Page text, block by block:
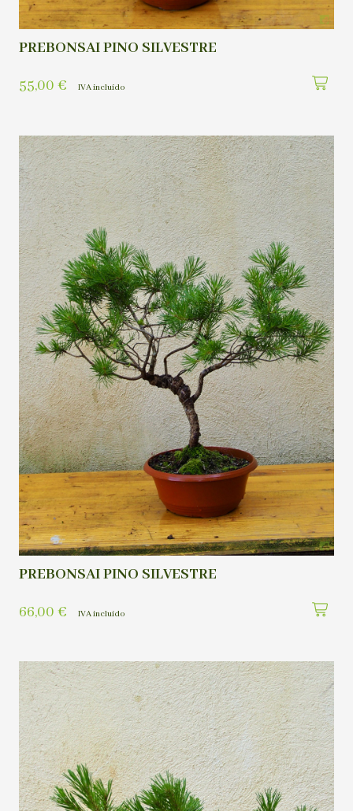
PREBONSAI PINO SILVESTRE
55,00 € IVA incluído
PREBONSAI PINO SILVESTRE
66,00 € IVA incluído